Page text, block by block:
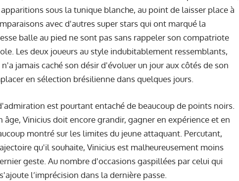
sous la tunique blanche, au point de laisser place à
avec d'autres super stars qui ont marqué la
balle au pied ne sont pas sans rappeler son compatriote
Les deux joueurs au style indubitablement ressemblants,
jamais caché son désir d'évoluer un jour aux côtés de son
en sélection brésilienne dans quelques jours.
est pourtant entaché de beaucoup de points noirs.
âge, Vinicius doit encore grandir, gagner en expérience et en
montré sur les limites du jeune attaquant. Percutant,
qu'il souhaite, Vinicius est malheureusement moins
geste. Au nombre d'occasions gaspillées par celui qui
l’imprécision dans la dernière passe.